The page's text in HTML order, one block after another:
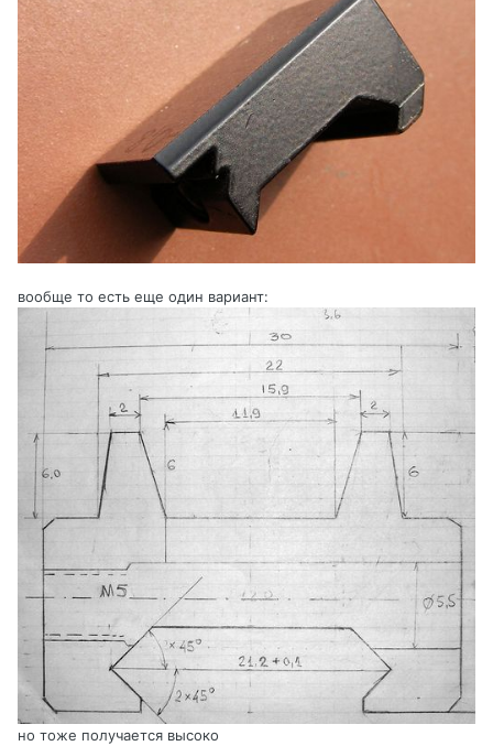
вообще то есть еще один вариант:
но тоже получается высоко